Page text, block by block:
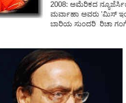
2008: ಅಮೆರಿಕದ
ಮರ್ವಾಹಾ ಅವರು 'ಮಿಸ್
ಬಾರಿಯ ಸುಂದರಿ ರಿಚಾ